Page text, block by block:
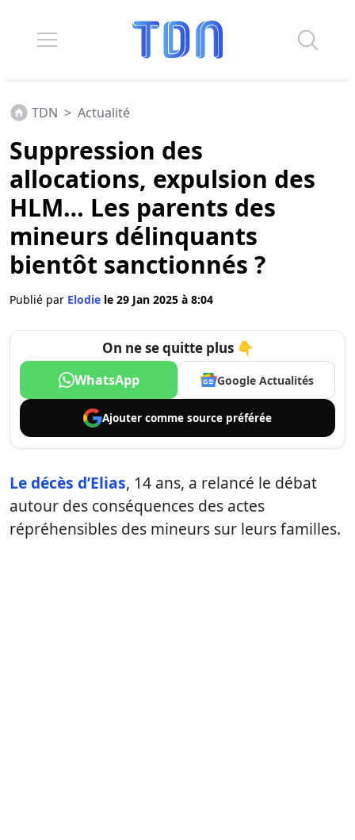
TDN > Actualité
Suppression des
allocations, expulsion des
HLM… Les parents des
mineurs délinquants
bientôt sanctionnés ?
Publié par Elodie le 29 Jan 2025 à 8:04
On ne se quitte plus 👇
WhatsApp Google Actualités
Ajouter comme source préférée
Le décès d’Elias, 14 ans, a relancé le débat
autour des conséquences des actes
répréhensibles des mineurs sur leurs familles.